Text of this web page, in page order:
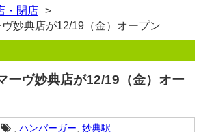
・閉店
妙典店が12/19（金）オープン
ーヴ妙典店が12/19（金）オー
, ハンバーガー 妙典駅